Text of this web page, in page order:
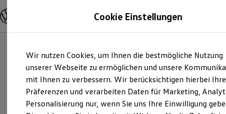
Hauptinhalt
springen
Footer
springen
Modelle und Konfigurator
Modelle vergleichen
Elektroautos
ENERGY Sondermodelle
Nutzfahrzeuge
SUV und CUV
Familienautos
Kombis
Cookie Einstellungen
Wir nutzen Cookies, um Ihnen die bestmögliche Nutzung
unserer Webseite zu ermöglichen und unsere
mit Ihnen zu verbessern. Wir berücksichtigen hierbei Ihre
Präferenzen und verarbeiten Daten für Marketing,
Personalisierung nur, wenn Sie uns Ihre Einwilligung